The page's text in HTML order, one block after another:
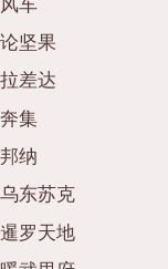
章鱼烧
关东煮/日式炖菜
北榄府
巴吞他尼府
芭堤雅
塔尼亚
论坚果
拉差达
奔集
邦纳
乌东苏克
暹罗天地